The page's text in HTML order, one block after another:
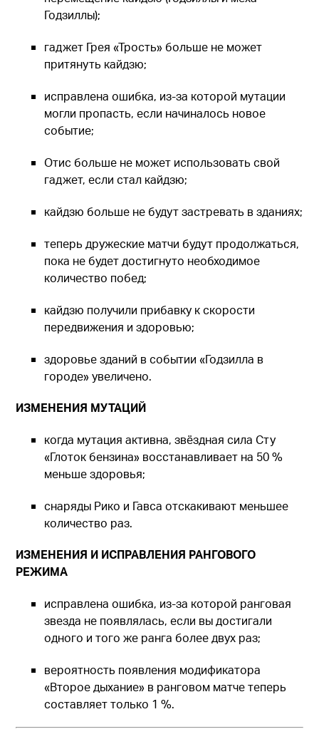
Годзиллы);
гаджет Грея «Трость» больше не может
притянуть кайдзю;
исправлена ошибка, из-за которой мутации
могли пропасть, если начиналось новое
событие;
Отис больше не может использовать свой
гаджет, если стал кайдзю;
кайдзю больше не будут застревать в зданиях;
теперь дружеские матчи будут продолжаться,
пока не будет достигнуто необходимое
количество побед;
кайдзю получили прибавку к скорости
передвижения и здоровью;
здоровье зданий в событии «Годзилла в
городе» увеличено.
ИЗМЕНЕНИЯ МУТАЦИЙ
когда мутация активна, звёздная сила Сту
«Глоток бензина» восстанавливает на 50 %
меньше здоровья;
снаряды Рико и Гавса отскакивают меньшее
количество раз.
ИЗМЕНЕНИЯ И ИСПРАВЛЕНИЯ РАНГОВОГО
РЕЖИМА
исправлена ошибка, из-за которой ранговая
звезда не появлялась, если вы достигали
одного и того же ранга более двух раз;
вероятность появления модификатора
«Второе дыхание» в ранговом матче теперь
составляет только 1 %.